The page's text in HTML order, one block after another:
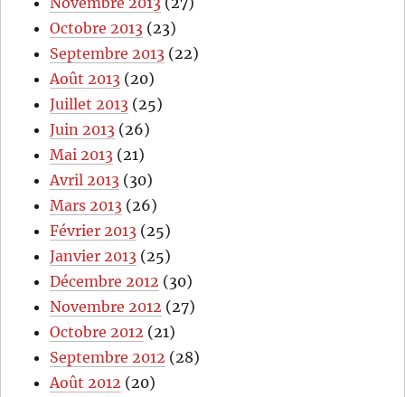
Octobre 2013 (23)
Septembre 2013 (22)
Août 2013 (20)
Juillet 2013 (25)
Juin 2013 (26)
Mai 2013 (21)
Avril 2013 (30)
Mars 2013 (26)
Février 2013 (25)
Janvier 2013 (25)
Décembre 2012 (30)
Novembre 2012 (27)
Octobre 2012 (21)
Septembre 2012 (28)
Août 2012 (20)